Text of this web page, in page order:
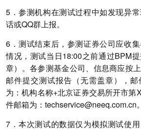
5．参测机构在测试过程中如发现异
话或QQ群上报。
6．测试结束后，参测证券公司应收
情况，测试当日18:00之前通过BPM
章）。各参测基金公司、信息商应按
邮件提交测试报告（无需盖章），
为：机构名称+北京证券交易所开市第
件邮箱为：techservice@neeq.com.cn。
7．本次测试的数据仅为模拟测试使